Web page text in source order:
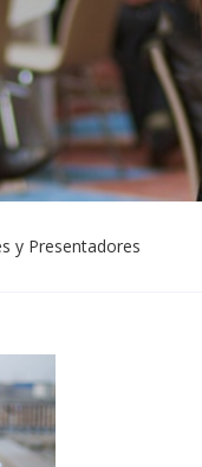
y Presentadores